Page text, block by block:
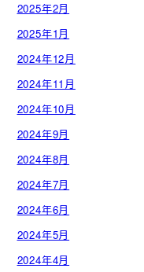
2025年2月
2025年1月
2024年12月
2024年11月
2024年10月
2024年9月
2024年8月
2024年7月
2024年6月
2024年5月
2024年4月